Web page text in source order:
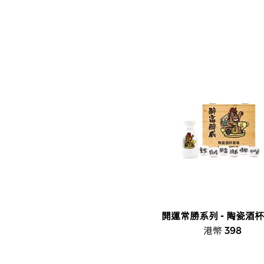
開運常勝系列 - 陶瓷酒
港幣 398